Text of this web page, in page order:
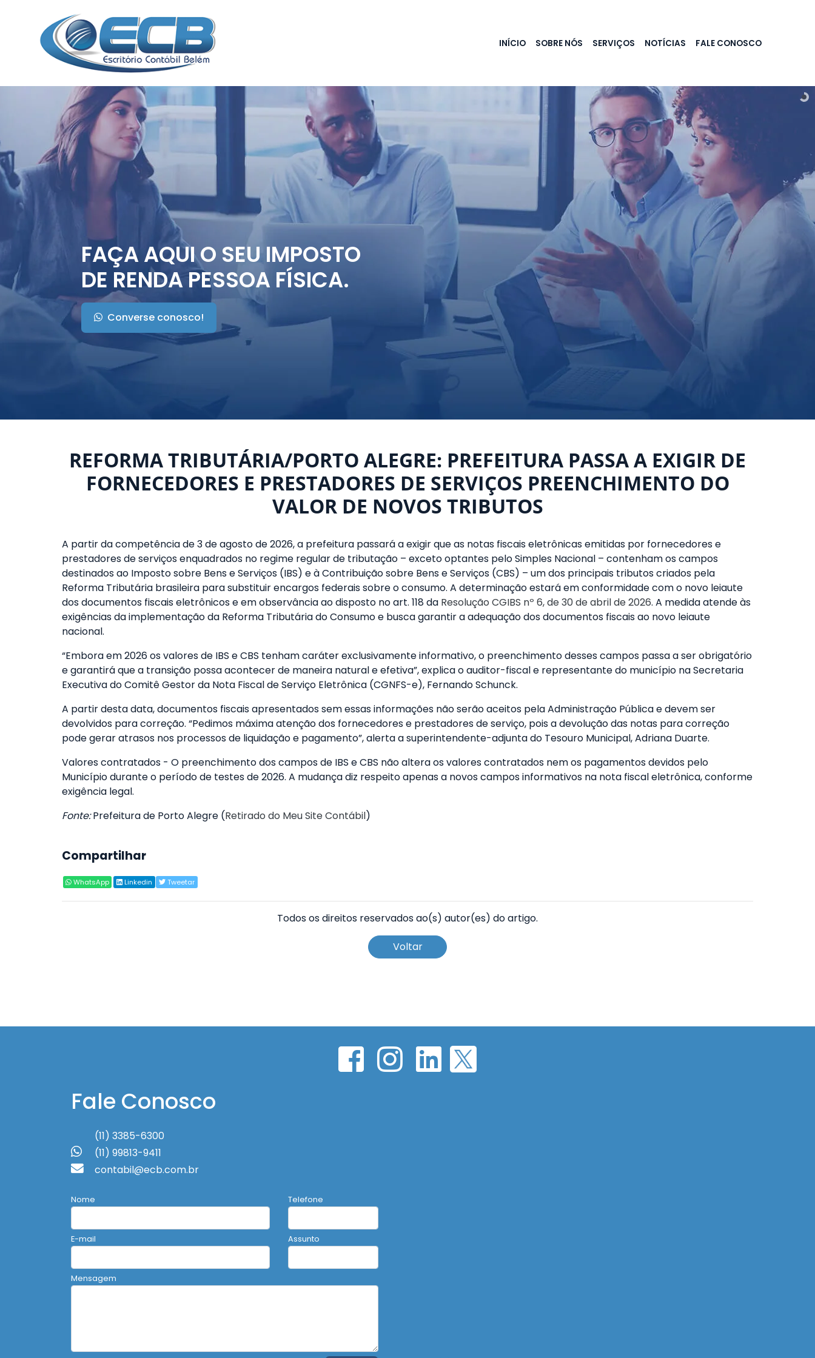
INÍCIO SOBRE NÓS SERVIÇOS NOTÍCIAS FALE CONOSCO
FAÇA AQUI O SEU IMPOSTO
DE RENDA PESSOA FÍSICA.
Converse conosco!
REFORMA TRIBUTÁRIA/PORTO ALEGRE: PREFEITURA PASSA A EXIGIR DE
FORNECEDORES E PRESTADORES DE SERVIÇOS PREENCHIMENTO DO
VALOR DE NOVOS TRIBUTOS
A partir da competência de 3 de agosto de 2026, a prefeitura passará a exigir que as notas fiscais eletrônicas emitidas por fornecedores e
prestadores de serviços enquadrados no regime regular de tributação – exceto optantes pelo Simples Nacional – contenham os campos
destinados ao Imposto sobre Bens e Serviços (IBS) e à Contribuição sobre Bens e Serviços (CBS) – um dos principais tributos criados pela
Reforma Tributária brasileira para substituir encargos federais sobre o consumo. A determinação estará em conformidade com o novo leiaute
dos documentos fiscais eletrônicos e em observância ao disposto no art. 118 da Resolução CGIBS nº 6, de 30 de abril de 2026. A medida atende às
exigências da implementação da Reforma Tributária do Consumo e busca garantir a adequação dos documentos fiscais ao novo leiaute
nacional.
“Embora em 2026 os valores de IBS e CBS tenham caráter exclusivamente informativo, o preenchimento desses campos passa a ser obrigatório
e garantirá que a transição possa acontecer de maneira natural e efetiva”, explica o auditor-fiscal e representante do município na Secretaria
Executiva do Comitê Gestor da Nota Fiscal de Serviço Eletrônica (CGNFS-e), Fernando Schunck.
A partir desta data, documentos fiscais apresentados sem essas informações não serão aceitos pela Administração Pública e devem ser
devolvidos para correção. “Pedimos máxima atenção dos fornecedores e prestadores de serviço, pois a devolução das notas para correção
pode gerar atrasos nos processos de liquidação e pagamento”, alerta a superintendente-adjunta do Tesouro Municipal, Adriana Duarte.
Valores contratados - O preenchimento dos campos de IBS e CBS não altera os valores contratados nem os pagamentos devidos pelo
Município durante o período de testes de 2026. A mudança diz respeito apenas a novos campos informativos na nota fiscal eletrônica, conforme
exigência legal.
Fonte:Prefeitura de Porto Alegre (Retirado do Meu Site Contábil)
Compartilhar
WhatsApp Linkedin Tweetar
Todos os direitos reservados ao(s) autor(es) do artigo.
Voltar
Fale Conosco
(11) 3385-6300
(11) 99813-9411
contabil@ecb.com.br
Nome Telefone
E-mail Assunto
Mensagem